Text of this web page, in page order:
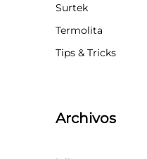
Surtek
Termolita
Tips & Tricks
Archivos